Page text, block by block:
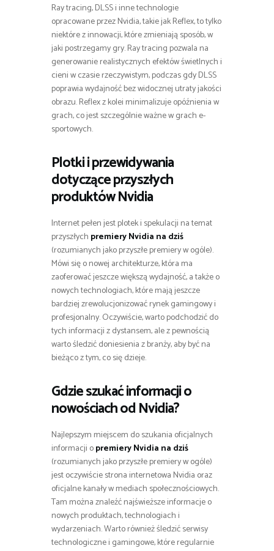
Ray tracing, DLSS i inne technologie
opracowane przez Nvidia, takie jak Reflex, to tylko
niektóre z innowacji, które zmieniają sposób, w
jaki postrzegamy gry. Ray tracing pozwala na
generowanie realistycznych efektów świetlnych i
cieni w czasie rzeczywistym, podczas gdy DLSS
poprawia wydajność bez widocznej utraty jakości
obrazu. Reflex z kolei minimalizuje opóźnienia w
grach, co jest szczególnie ważne w grach e-
sportowych.
Plotki i przewidywania
dotyczące przyszłych
produktów Nvidia
Internet pełen jest plotek i spekulacji na temat
przyszłych premiery Nvidia na dziś
(rozumianych jako przyszłe premiery w ogóle).
Mówi się o nowej architekturze, która ma
zaoferować jeszcze większą wydajność, a także o
nowych technologiach, które mają jeszcze
bardziej zrewolucjonizować rynek gamingowy i
profesjonalny. Oczywiście, warto podchodzić do
tych informacji z dystansem, ale z pewnością
warto śledzić doniesienia z branży, aby być na
bieżąco z tym, co się dzieje.
Gdzie szukać informacji o
nowościach od Nvidia?
Najlepszym miejscem do szukania oficjalnych
informacji opremiery Nvidia na dziś
(rozumianych jako przyszłe premiery w ogóle)
jest oczywiście strona internetowa Nvidia oraz
oficjalne kanały w mediach społecznościowych.
Tam można znaleźć najświeższe informacje o
nowych produktach, technologiach i
wydarzeniach. Warto również śledzić serwisy
technologiczne i gamingowe, które regularnie